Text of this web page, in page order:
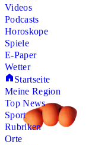
Videos
Podcasts
Horoskope
Spiele
E-Paper
Wetter
Startseite
Meine Region
Top News
Sport
Rubriken
Orte